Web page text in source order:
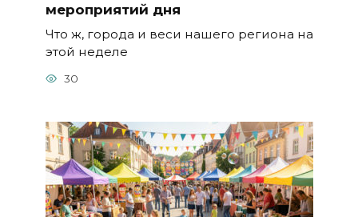
мероприятий дня
Что ж, города и веси нашего региона на
этой неделе
30